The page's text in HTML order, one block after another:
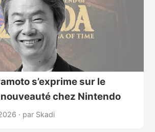
s’exprime sur le
chez Nintendo
· par Skadi